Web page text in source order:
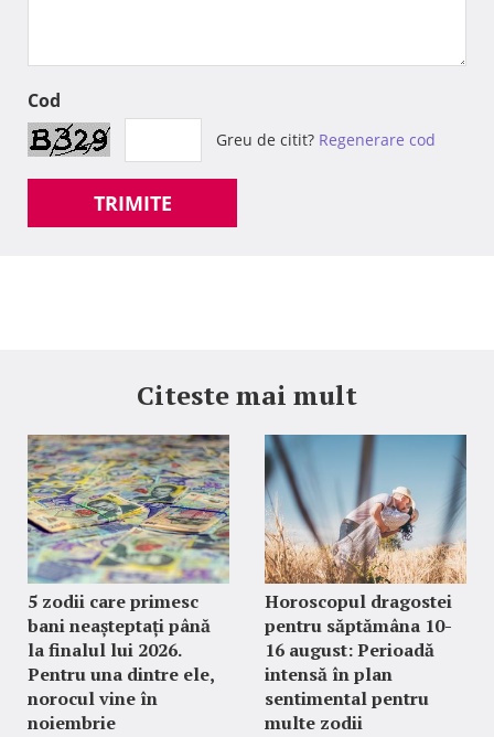
Cod
Greu de citit? Regenerare cod
TRIMITE
Citeste mai mult
5 zodii care primesc
bani neașteptați până
la finalul lui 2026.
Pentru una dintre ele,
norocul vine în
noiembrie
Horoscopul dragostei
pentru săptămâna 10-
16 august: Perioadă
intensă în plan
sentimental pentru
multe zodii